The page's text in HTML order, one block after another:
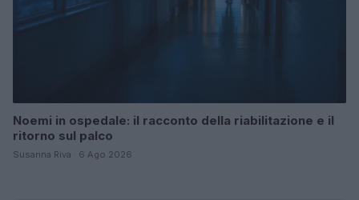
Noemi in ospedale: il racconto della riabilitazione e il
ritorno sul palco
Susanna Riva · 6 Ago 2026